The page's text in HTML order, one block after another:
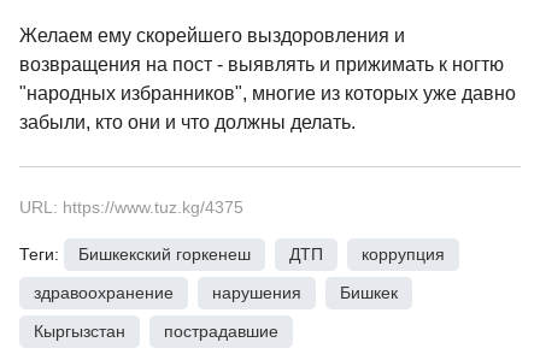
Желаем ему скорейшего выздоровления и
возвращения на пост - выявлять и прижимать к ногтю
"народных избранников", многие из которых уже давно
забыли, кто они и что должны делать.
URL: https://www.tuz.kg/4375
Теги: Бишкекский горкенеш ДТП коррупция
здравоохранение
нарушения Бишкек
Кыргызстан
пострадавшие